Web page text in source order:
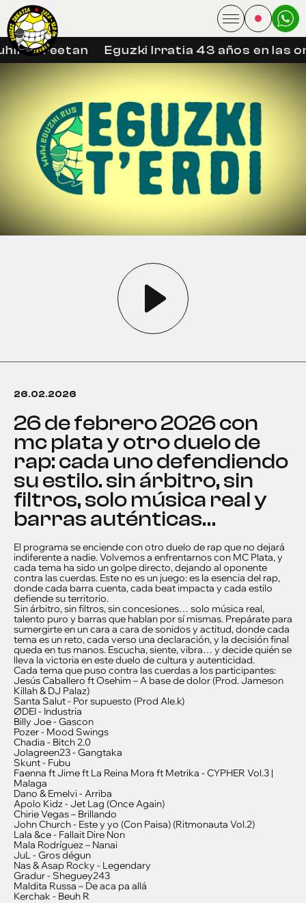
libreetan Eguzki Irratia 43 años en las
26.02.2026
26 de febrero 2026 con
mc plata y otro duelo de
rap: cada uno defendiendo
su estilo. sin árbitro, sin
filtros, solo música real y
barras auténticas…
El programa se enciende con otro duelo de rap que no dejará
indiferente a nadie. Volvemos a enfrentarnos con MC Plata, y
cada tema ha sido un golpe directo, dejando al oponente
contra las cuerdas. Este no es un juego: es la esencia del rap,
donde cada barra cuenta, cada beat impacta y cada estilo
defiende su territorio.
Sin árbitro, sin filtros, sin concesiones… solo música real,
talento puro y barras que hablan por sí mismas. Prepárate para
sumergirte en un cara a cara de sonidos y actitud, donde cada
tema es un reto, cada verso una declaración, y la decisión final
queda en tus manos. Escucha, siente, vibra… y decide quién se
lleva la victoria en este duelo de cultura y autenticidad.
Cada tema que puso contra las cuerdas a los participantes:
Jesús Caballero ft Osehim – A base de dolor (Prod. Jameson
Killah & DJ Palaz)
Santa Salut - Por supuesto (Prod Ale.k)
ØDEI - Industria
Billy Joe - Gascon
Pozer - Mood Swings
Chadia - Bitch 2.0
Jolagreen23 - Gangtaka
Skunt - Fubu
Faenna ft Jime ft La Reina Mora ft Metrika - CYPHER Vol.3 |
Malaga
Dano & Emelvi - Arriba
Apolo Kidz - Jet Lag (Once Again)
Chirie Vegas – Brillando
John Church - Este y yo (Con Paisa) (Ritmonauta Vol.2)
Lala &ce - Fallait Dire Non
Mala Rodríguez – Nanai
JuL - Gros dégun
Nas & Asap Rocky - Legendary
Gradur - Sheguey243
Maldita Russa – De aca pa allá
Kerchak - Beuh R